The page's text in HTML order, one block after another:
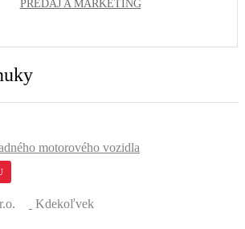
PREDAJ A MARKETING
motorového vozidla
Kdekoľvek